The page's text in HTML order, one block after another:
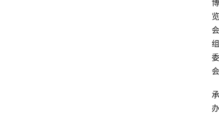
博
览
会
组
委
会
承
办